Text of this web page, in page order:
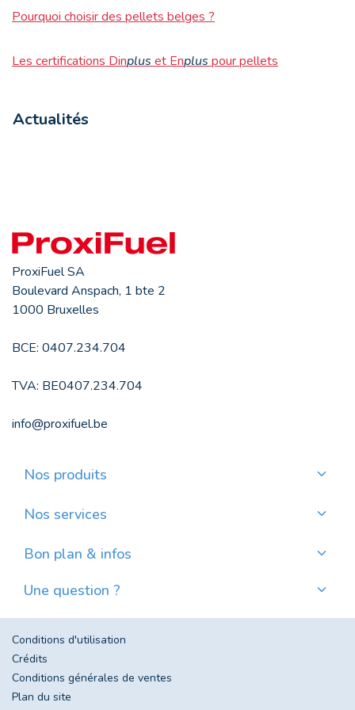
Pourquoi choisir des pellets belges ?
Les certifications Dinplus et Enplus pour pellets
Actualités
ProxiFuel SA
Boulevard Anspach, 1 bte 2
1000 Bruxelles
BCE: 0407.234.704
TVA: BE0407.234.704
info@proxifuel.be
Nos produits
Commander des pellets de qualité
Nos services
Où trouver mes pellets ?
Bon plan & infos
Évolution du prix du mazout en Belgique
Une question ?
Conditions d'utilisation
Crédits
Conditions générales de ventes
Plan du site